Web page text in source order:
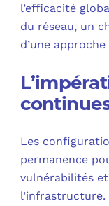
l’efficacité
du réseau, un
d’une
Les
permanence
vulnérabilités
l’infrastructure.